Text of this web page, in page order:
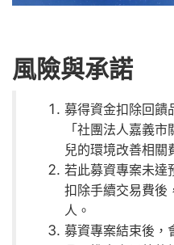
風險與承諾
募得資金扣除回饋
「社團法人嘉義
兒的環境改善相關
若此募資專案未達
扣除手續交易費後
人。
募資專案結束後，